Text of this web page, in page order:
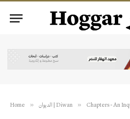
Home » الديوان | Diwan » Chapters - An